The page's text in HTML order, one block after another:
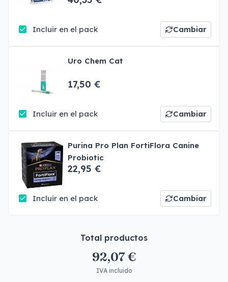
Incluir en el pack Cambiar
Uro Chem Cat
17,50 €
Incluir en el pack Cambiar
Purina Pro Plan FortiFlora Canine
Probiotic
22,95 €
Incluir en el pack Cambiar
Total productos
92,07 €
IVA incluido